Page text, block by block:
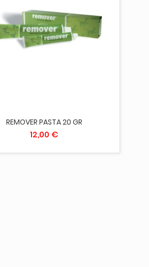
REMOVER PASTA 20 GR
12,00 €